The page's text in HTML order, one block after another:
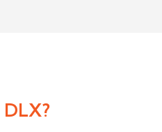
DLX?